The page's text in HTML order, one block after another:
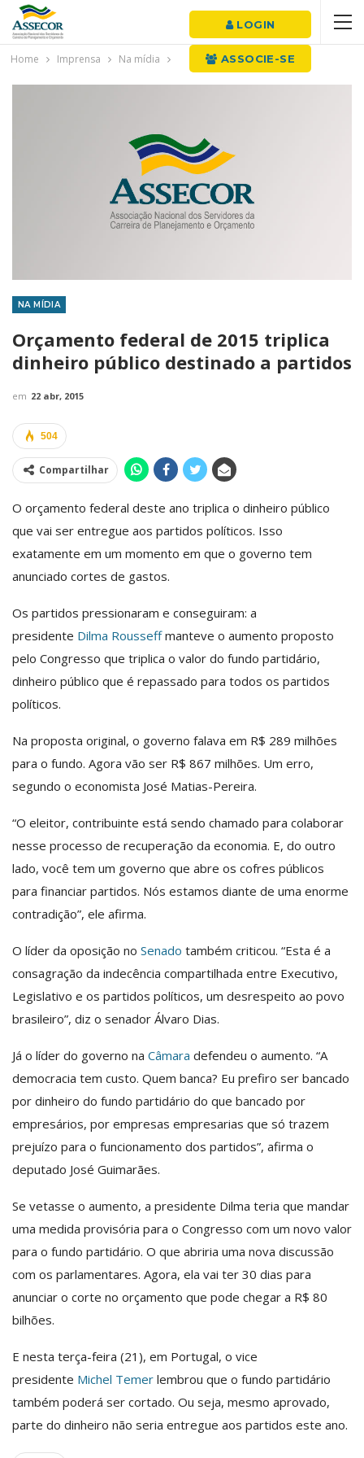
LOGIN
ASSOCIE-SE
Home Imprensa Na mídia
NA MÍDIA
Orçamento federal de 2015 triplica
dinheiro público destinado a partidos
em 22 abr, 2015
504
Compartilhar
O orçamento federal deste ano triplica o dinheiro público
que vai ser entregue aos partidos políticos. Isso
exatamente em um momento em que o governo tem
anunciado cortes de gastos.
Os partidos pressionaram e conseguiram: a
presidente Dilma Rousseffmanteve o aumento proposto
pelo Congresso que triplica o valor do fundo partidário,
dinheiro público que é repassado para todos os partidos
políticos.
Na proposta original, o governo falava em R$ 289 milhões
para o fundo. Agora vão ser R$ 867 milhões. Um erro,
segundo o economista José Matias-Pereira.
“O eleitor, contribuinte está sendo chamado para colaborar
nesse processo de recuperação da economia. E, do outro
lado, você tem um governo que abre os cofres públicos
para financiar partidos. Nós estamos diante de uma enorme
contradição”, ele afirma.
O líder da oposição no Senado também criticou. “Esta é a
consagração da indecência compartilhada entre Executivo,
Legislativo e os partidos políticos, um desrespeito ao povo
brasileiro”, diz o senador Álvaro Dias.
Já o líder do governo na Câmara defendeu o aumento. “A
democracia tem custo. Quem banca? Eu prefiro ser bancado
por dinheiro do fundo partidário do que bancado por
empresários, por empresas empresarias que só trazem
prejuízo para o funcionamento dos partidos”, afirma o
deputado José Guimarães.
Se vetasse o aumento, a presidente Dilma teria que mandar
uma medida provisória para o Congresso com um novo valor
para o fundo partidário. O que abriria uma nova discussão
com os parlamentares. Agora, ela vai ter 30 dias para
anunciar o corte no orçamento que pode chegar a R$ 80
bilhões.
E nesta terça-feira (21), em Portugal, o vice
presidente Michel Temer lembrou que o fundo partidário
também poderá ser cortado. Ou seja, mesmo aprovado,
parte do dinheiro não seria entregue aos partidos este ano.